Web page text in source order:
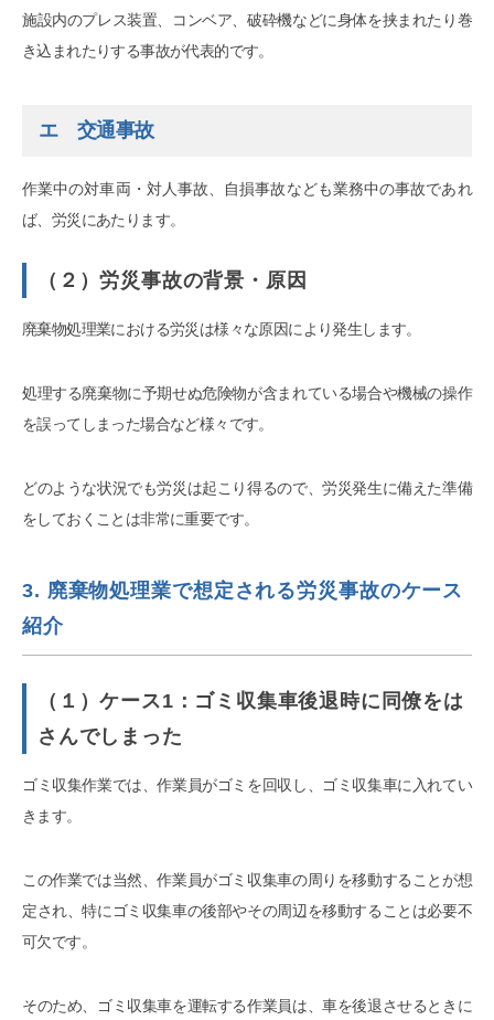
施設内のプレス装置、コンベア、破砕機などに身体を挟まれたり巻
き込まれたりする事故が代表的です。
エ 交通事故
作業中の対車両・対人事故、自損事故なども業務中の事故であれ
ば、労災にあたります。
（２）労災事故の背景・原因
廃棄物処理業における労災は様々な原因により発生します。
処理する廃棄物に予期せぬ危険物が含まれている場合や機械の操作
を誤ってしまった場合など様々です。
どのような状況でも労災は起こり得るので、労災発生に備えた準備
をしておくことは非常に重要です。
3. 廃棄物処理業で想定される労災事故のケース
紹介
（１）ケース1：ゴミ収集車後退時に同僚をは
さんでしまった
ゴミ収集作業では、作業員がゴミを回収し、ゴミ収集車に入れてい
きます。
この作業では当然、作業員がゴミ収集車の周りを移動することが想
定され、特にゴミ収集車の後部やその周辺を移動することは必要不
可欠です。
そのため、ゴミ収集車を運転する作業員は、車を後退させるときに